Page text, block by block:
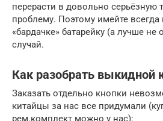
перерасти в довольно серьёзную
проблему. Поэтому имейте всегда
«бардачке» батарейку (а лучше не
случай.
Как разобрать выкидной
Заказать отдельно кнопки
китайцы за нас все придумали
рем.комплект можно у нас):